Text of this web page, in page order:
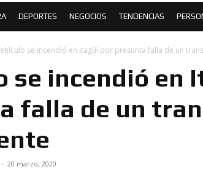
DEPORTES NEGOCIOS TENDENCIAS
se incendió en Itagüí por presunta falla de un
se incendió en
falla de un
- 20 marzo, 2020